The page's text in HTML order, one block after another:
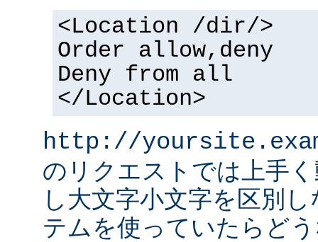
<Location /dir/>
Order allow,deny
Deny from all
</Location>
http://
のリクエストでは上手
し大文字小文字を区別
テムを使っていたらど